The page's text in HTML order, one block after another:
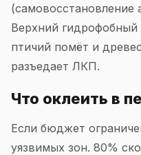
(самовосстановление
Верхний гидрофобный
птичий помёт и
разъедает ЛКП.
Что оклеить в
Если бюджет
уязвимых зон. 80%